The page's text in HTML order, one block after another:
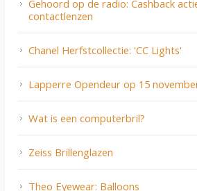
Gehoord op de radio: Cashback
contactlenzen
Chanel Herfstcollectie: 'CC Lights'
Lapperre Opendeur op 15
Wat is een computerbril?
Zeiss Brillenglazen
Theo Eyewear: Balloons